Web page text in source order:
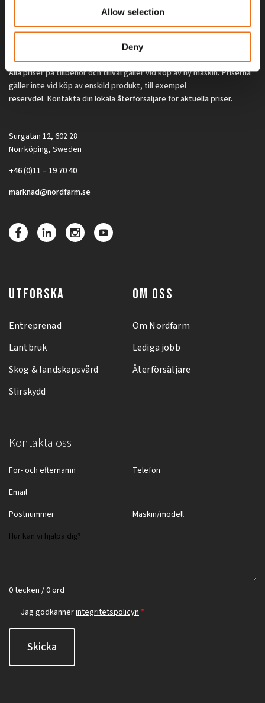
Allow selection
Deny
Alla priser på tillbehör och tillval gäller vid köp av ny maskin. Priserna
gäller inte vid köp av enskild produkt, till exempel
reservdel. Kontakta din lokala återförsäljare för aktuella priser.
Surgatan 12, 602 28
Norrköping, Sweden
+46 (0)11 – 19 70 40
marknad@nordfarm.se
UTFORSKA
Entreprenad
Lantbruk
Skog & landskapsvård
Slirskydd
OM OSS
Om Nordfarm
Lediga jobb
Återförsäljare
Kontakta oss
0 tecken / 0 ord
Jag godkännerintegritetspolicyn *
Skicka